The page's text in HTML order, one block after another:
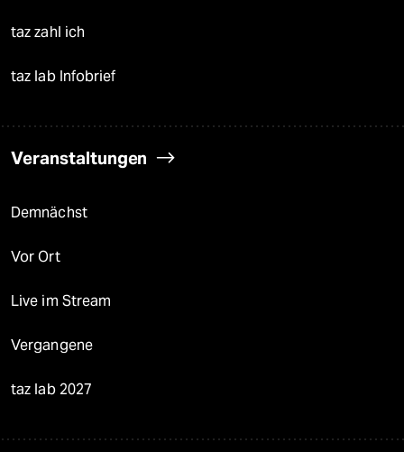
taz zahl ich
taz lab Infobrief
Veranstaltungen
Demnächst
Vor Ort
Live im Stream
Vergangene
taz lab 2027